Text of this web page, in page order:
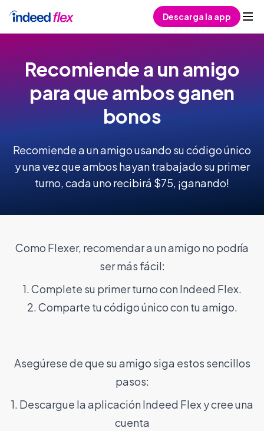
Descarga la app
Recomiende a un amigo
para que ambos ganen
bonos
Recomiende a un amigo usando su código único
y una vez que ambos hayan trabajado su primer
turno, cada uno recibirá $75, ¡ganando!
Como Flexer, recomendar a un amigo no podría
ser más fácil:
1. Complete su primer turno con Indeed Flex.
2. Comparte tu código único con tu amigo.
Asegúrese de que su amigo siga estos sencillos
pasos:
1. Descargue la aplicación Indeed Flexy cree una
cuenta